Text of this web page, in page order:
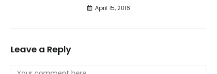
April 15, 2016
Leave a Reply
Comment